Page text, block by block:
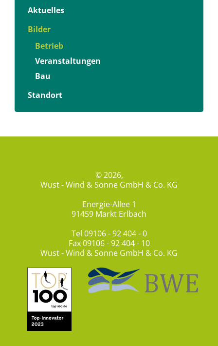
Aktuelles
Bilder
Betrieb
Veranstaltungen
Bau
Standort
© 2026,
Wust - Wind & Sonne GmbH & Co. KG
Energie-Allee 1
91459 Markt Erlbach
Tel 09106 - 92 404 - 0
Fax 09106 - 92 404 - 10
Wust - Wind & Sonne GmbH & Co. KG